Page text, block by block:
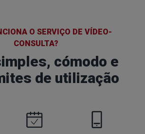
O SERVIÇO DE VÍDEO-
CONSULTA?
cómodo e
de utilização